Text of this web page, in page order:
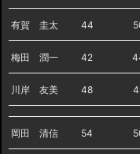
有賀 圭太 44
梅田 潤一 42
川岸 友美 48
岡田 清信 54